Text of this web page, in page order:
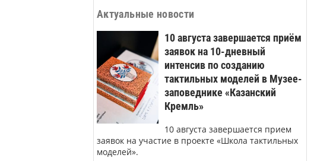
Актуальные новости
10 августа завершается приём
заявок на 10-дневный
интенсив по созданию
тактильных моделей в Музее-
заповеднике «Казанский
Кремль»
10 августа завершается прием
заявок на участие в проекте «Школа тактильных
моделей».